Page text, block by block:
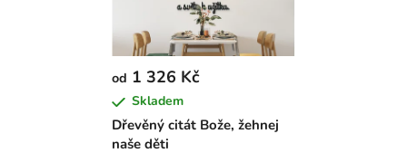
Dřevěný citát Bože, žehnej
naše děti
od 1 326 Kč
Skladem